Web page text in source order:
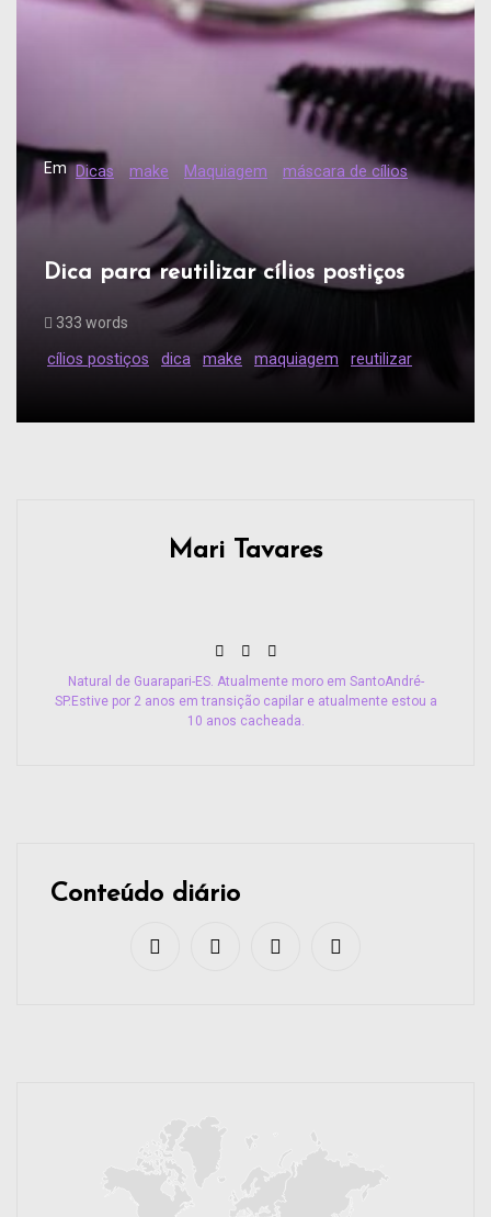
Em Dicas make Maquiagem máscara de cílios
Dica para reutilizar cílios postiços
333 words
cílios postiços dica make maquiagem reutilizar
Mari Tavares
Natural de Guarapari-ES. Atualmente moro em SantoAndré-
SP.Estive por 2 anos em transição capilar e atualmente estou a
10 anos cacheada.
Conteúdo diário